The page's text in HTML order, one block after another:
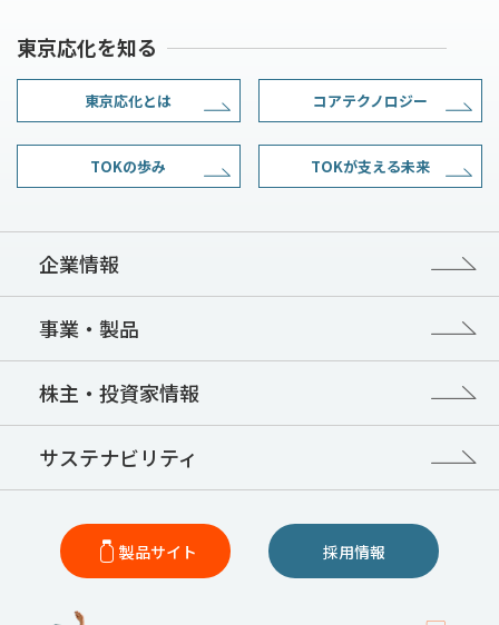
製品サイト 採用情報
東京応化を知る
東京応化とは コアテクノロジー
TOKの歩み TOKが支える未来
企業情報
事業・製品
株主・投資家情報
サステナビリティ